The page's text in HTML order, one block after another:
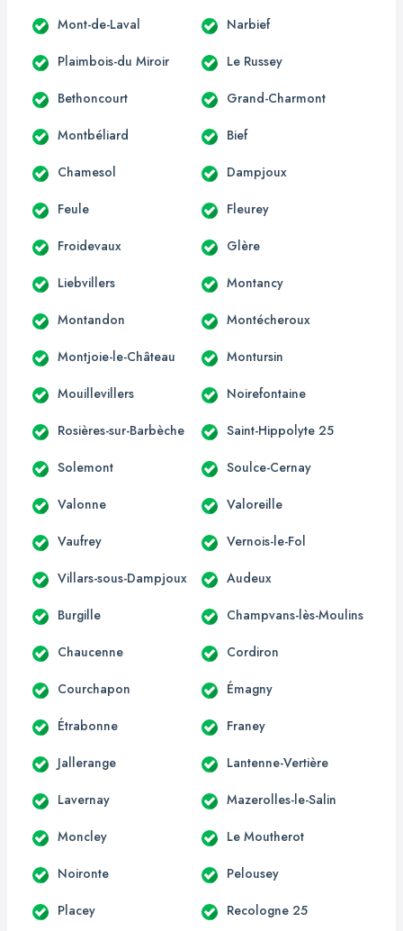
Mont-de-Laval Narbief
Plaimbois-du Miroir Le Russey
Bethoncourt Grand-Charmont
Montbéliard Bief
Chamesol Dampjoux
Feule Fleurey
Froidevaux Glère
Liebvillers Montancy
Montandon Montécheroux
Montjoie-le-Château Montursin
Mouillevillers Noirefontaine
Rosières-sur-Barbèche Saint-Hippolyte 25
Solemont Soulce-Cernay
Valonne Valoreille
Vaufrey Vernois-le-Fol
Villars-sous-Dampjoux Audeux
Burgille Champvans-lès-Moulins
Chaucenne Cordiron
Courchapon Émagny
Étrabonne Franey
Jallerange Lantenne-Vertière
Lavernay Mazerolles-le-Salin
Moncley Le Moutherot
Noironte Pelousey
Placey Recologne 25